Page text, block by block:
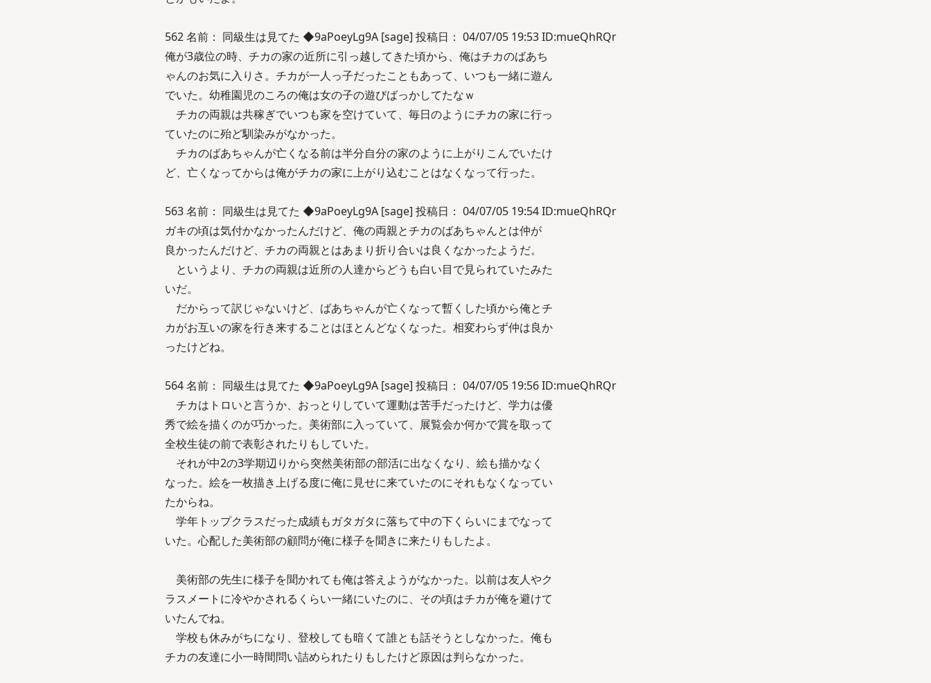
562 名前： 同級生は見てた ◆9aPoeyLg9A [sage] 投稿日： 04/07/05 19:53 ID:mueQhRQr
俺が3歳位の時、チカの家の近所に引っ越してきた頃から、俺はチカのばあち
ゃんのお気に入りさ。チカが一人っ子だったこともあって、いつも一緒に遊ん
でいた。幼稚園児のころの俺は女の子の遊びばっかしてたなｗ
チカの両親は共稼ぎでいつも家を空けていて、毎日のようにチカの家に行っ
ていたのに殆ど馴染みがなかった。
チカのばあちゃんが亡くなる前は半分自分の家のように上がりこんでいたけ
ど、亡くなってからは俺がチカの家に上がり込むことはなくなって行った。
563 名前： 同級生は見てた ◆9aPoeyLg9A [sage] 投稿日： 04/07/05 19:54 ID:mueQhRQr
ガキの頃は気付かなかったんだけど、俺の両親とチカのばあちゃんとは仲が
良かったんだけど、チカの両親とはあまり折り合いは良くなかったようだ。
というより、チカの両親は近所の人達からどうも白い目で見られていたみた
いだ。
だからって訳じゃないけど、ばあちゃんが亡くなって暫くした頃から俺とチ
カがお互いの家を行き来することはほとんどなくなった。相変わらず仲は良か
ったけどね。
564 名前： 同級生は見てた ◆9aPoeyLg9A [sage] 投稿日： 04/07/05 19:56 ID:mueQhRQr
チカはトロいと言うか、おっとりしていて運動は苦手だったけど、学力は優
秀で絵を描くのが巧かった。美術部に入っていて、展覧会か何かで賞を取って
全校生徒の前で表彰されたりもしていた。
それが中2の3学期辺りから突然美術部の部活に出なくなり、絵も描かなく
なった。絵を一枚描き上げる度に俺に見せに来ていたのにそれもなくなってい
たからね。
学年トップクラスだった成績もガタガタに落ちて中の下くらいにまでなって
いた。心配した美術部の顧問が俺に様子を聞きに来たりもしたよ。
美術部の先生に様子を聞かれても俺は答えようがなかった。以前は友人やク
ラスメートに冷やかされるくらい一緒にいたのに、その頃はチカが俺を避けて
いたんでね。
学校も休みがちになり、登校しても暗くて誰とも話そうとしなかった。俺も
チカの友達に小一時間問い詰められたりもしたけど原因は判らなかった。